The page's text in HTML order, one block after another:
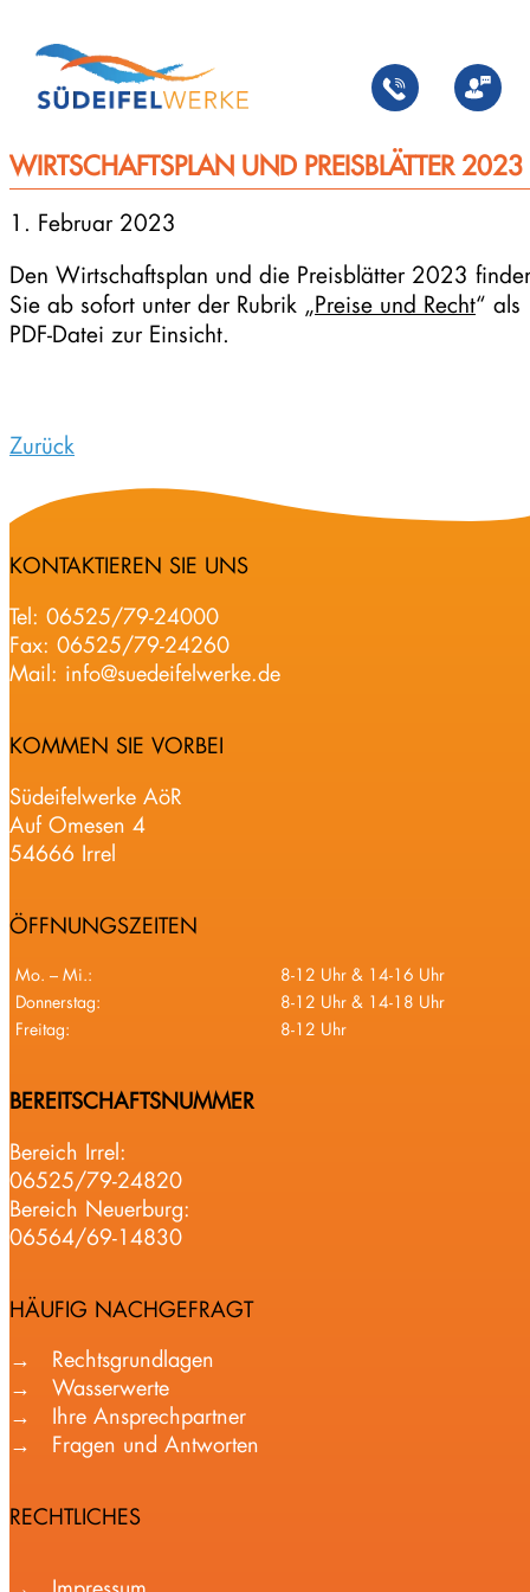
Inhalt
springen
WIRTSCHAFTSPLAN UND PREISBLÄTTER 2023
1. Februar 2023
Den Wirtschaftsplan und die Preisblätter 2023
Sie ab sofort unter der Rubrik „Preise und Recht“ als
PDF-Datei zur Einsicht.
Zurück
KONTAKTIEREN SIE UNS
Tel: 06525/79-24000
Fax: 06525/79-24260
Mail: info@suedeifelwerke.de
KOMMEN SIE VORBEI
Südeifelwerke AöR
Auf Omesen 4
54666 Irrel
ÖFFNUNGSZEITEN
Mo. – Mi.:
8-12 Uhr & 14-16 Uhr
Donnerstag:
8-12 Uhr & 14-18 Uhr
Freitag:
8-12 Uhr
BEREITSCHAFTSNUMMER
Bereich Irrel:
06525/79-24820
Bereich Neuerburg:
06564/69-14830
HÄUFIG NACHGEFRAGT
Rechtsgrundlagen
Wasserwerte
Ihre Ansprechpartner
Fragen und Antworten
RECHTLICHES